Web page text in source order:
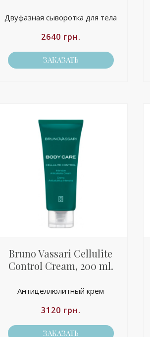
Двуфазная сыворотка для тела
2640 грн.
ЗАКАЗАТЬ
Bruno Vassari Cellulite
Control Cream, 200 ml.
Антицеллюлитный крем
3120 грн.
ЗАКАЗАТЬ